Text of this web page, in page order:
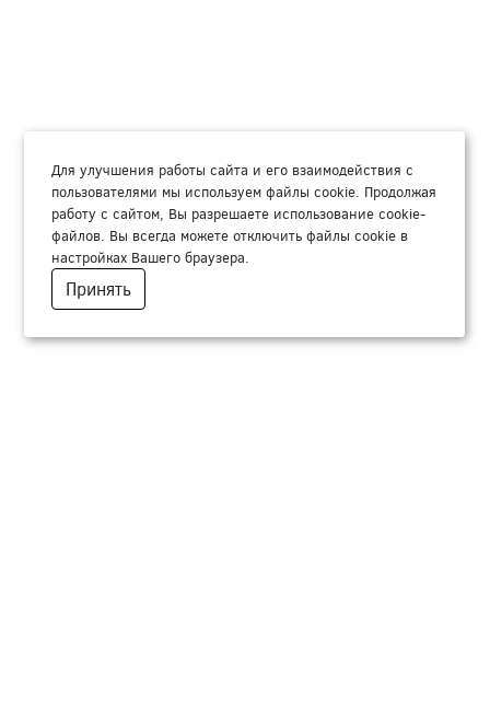
Для улучшения работы сайта и его взаимодействия с
пользователями мы используем файлы cookie. Продолжая
работу с сайтом, Вы разрешаете использование cookie-
файлов. Вы всегда можете отключить файлы cookie в
настройках Вашего браузера.
Принять